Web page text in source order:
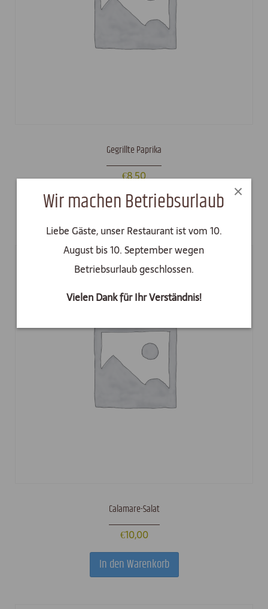
Wir machen Betriebsurlaub
Liebe Gäste, unser Restaurant ist vom 10.
August bis 10. September wegen
Betriebsurlaub geschlossen.
Vielen Dank für Ihr Verständnis!
×
Gegrillte Paprika
€8,50
In den Warenkorb
Calamare-Salat
€10,00
In den Warenkorb